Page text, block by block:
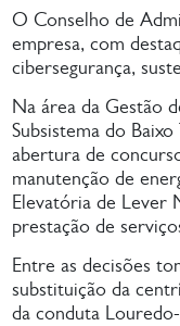
O Conselho de
empresa, com
cibersegurança,
Na área da Gestão
Subsistema do
abertura de
manutenção de
Elevatória de Lever
prestação de
Entre as decisões
substituição da
da conduta